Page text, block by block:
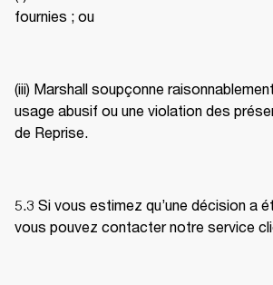
fournies ; ou
(iii) Marshall soupçonne
usage abusif ou une violation des
de Reprise.
5.3 Si vous estimez qu’une décision a
vous pouvez contacter notre service